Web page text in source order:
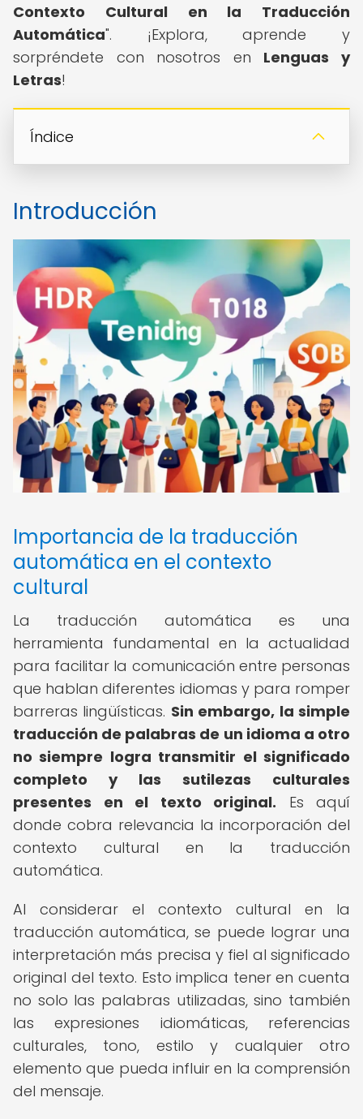
Contexto Cultural en la Traducción
Automática". ¡Explora, aprende y
sorpréndete con nosotros en Lenguas y
Letras!
Índice
Introducción
Importancia de la traducción
automática en el contexto
cultural
La traducción automática es una
herramienta fundamental en la actualidad
para facilitar la comunicación entre personas
que hablan diferentes idiomas y para romper
barreras lingüísticas. Sin embargo, la simple
traducción de palabras de un idioma a otro
no siempre logra transmitir el significado
completo y las sutilezas culturales
presentes en el texto original. Es aquí
donde cobra relevancia la incorporación del
contexto cultural en la traducción
automática.
Al considerar el contexto cultural en la
traducción automática, se puede lograr una
interpretación más precisa y fiel al significado
original del texto. Esto implica tener en cuenta
no solo las palabras utilizadas, sino también
las expresiones idiomáticas, referencias
culturales, tono, estilo y cualquier otro
elemento que pueda influir en la comprensión
del mensaje.